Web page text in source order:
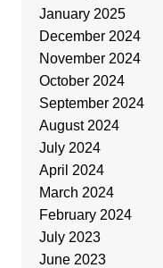
January 2025
December 2024
November 2024
October 2024
September 2024
August 2024
July 2024
April 2024
March 2024
February 2024
July 2023
June 2023